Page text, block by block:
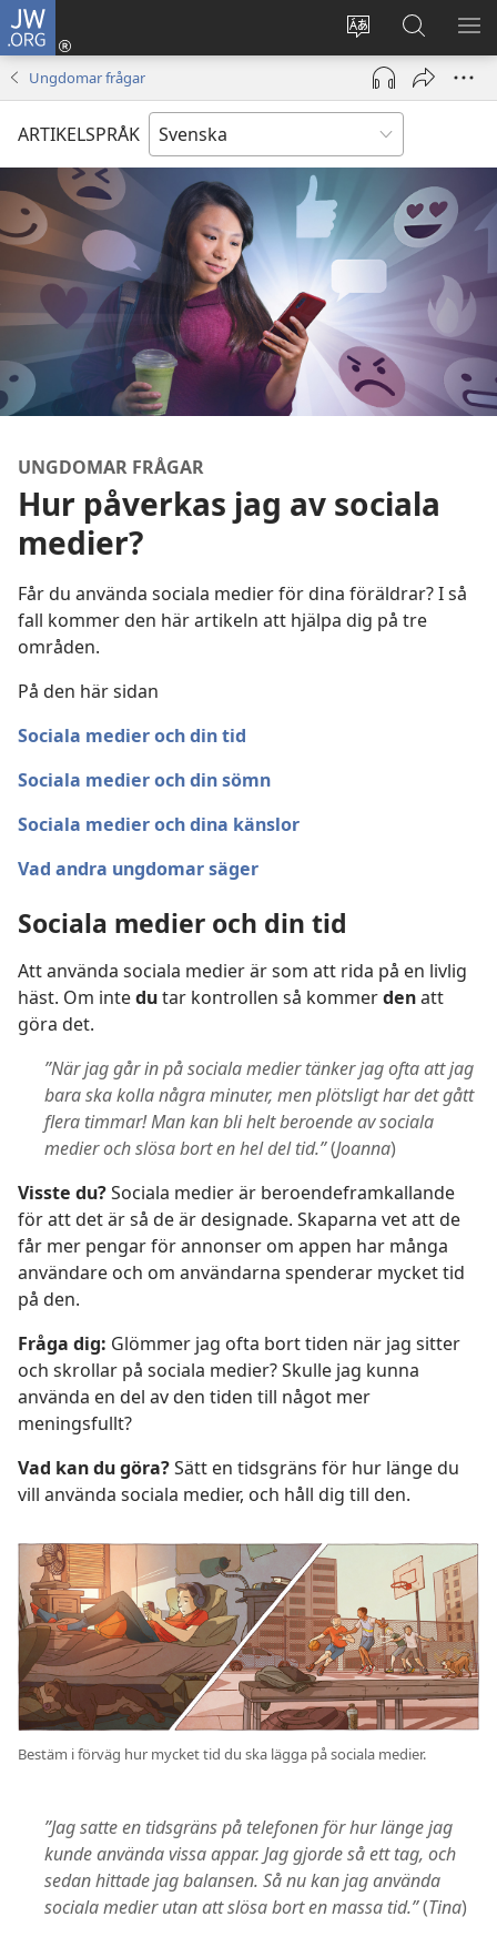
JW.ORG
Ändra
webbplatsens
språk
Logga
(öppnar
fönster)
Sök
på
jw.org
Ungdomar frågar
ARTIKELSPRÅK
UNGDOMAR FRÅGAR
Hur påverkas jag av sociala
medier?
Får du använda sociala medier för dina föräldrar? I så
fall kommer den här artikeln att hjälpa dig på tre
områden.
På den här sidan
Sociala medier och din tid
Sociala medier och din sömn
Sociala medier och dina känslor
Vad andra ungdomar säger
Sociala medier och din tid
Att använda sociala medier är som att rida på en livlig
häst. Om intedutar kontrollen så kommerdenatt
göra det.
”När jag går in på sociala medier tänker jag ofta att jag
bara ska kolla några minuter, men plötsligt har det gått
flera timmar! Man kan bli helt beroende av sociala
medier och slösa bort en hel del tid.”(Joanna)
Visste du?Sociala medier är beroendeframkallande
för att det är så de är designade. Skaparna vet att de
får mer pengar för annonser om appen har många
användare och om användarna spenderar mycket tid
på den.
Fråga dig: Glömmer jag ofta bort tiden när jag sitter
och skrollar på sociala medier? Skulle jag kunna
använda en del av den tiden till något mer
meningsfullt?
Vad kan du göra?Sätt en tidsgräns för hur länge du
vill använda sociala medier, och håll dig till den.
Bestäm i förväg hur mycket tid du ska lägga på sociala medier.
”Jag satte en tidsgräns på telefonen för hur länge jag
kunde använda vissa appar. Jag gjorde så ett tag, och
sedan hittade jag balansen. Så nu kan jag använda
sociala medier utan att slösa bort en massa tid.”(Tina)